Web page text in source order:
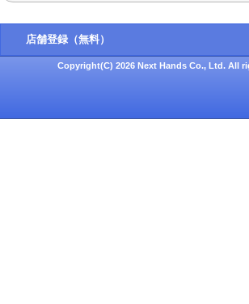
店舗登録（無料）
Copyright(C) 2026 Next Hands Co., Ltd. All